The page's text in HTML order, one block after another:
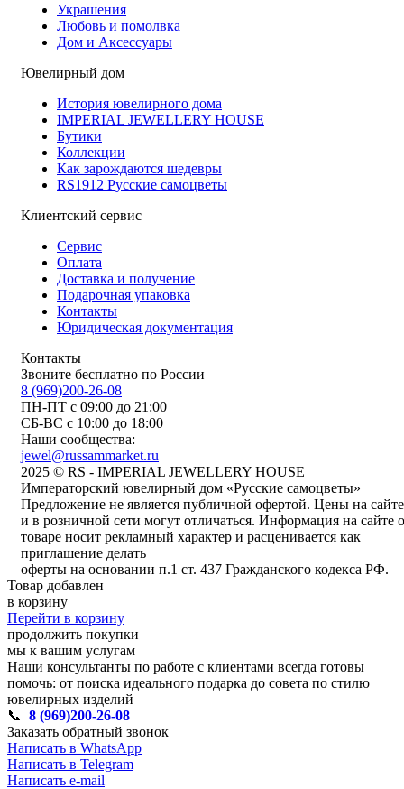
Украшения
Любовь и помолвка
Дом и Аксессуары
Ювелирный дом
История ювелирного дома
IMPERIAL JEWELLERY HOUSE
Бутики
Коллекции
Как зарождаются шедевры
RS1912 Русские самоцветы
Клиентский сервис
Сервис
Оплата
Доставка и получение
Подарочная упаковка
Контакты
Юридическая документация
Контакты
Звоните бесплатно по России
8 (969)200-26-08
ПН-ПТ с 09:00 до 21:00
СБ-ВС с 10:00 до 18:00
Наши сообщества:
jewel@russammarket.ru
2025 © RS - IMPERIAL JEWELLERY HOUSE
Императорский ювелирный дом «Русские самоцветы»
Предложение не является публичной офертой. Цены на сайте
и в розничной сети могут отличаться. Информация на сайте о
товаре носит рекламный характер и расценивается как
приглашение делать
оферты на основании п.1 ст. 437 Гражданского кодекса РФ.
Товар добавлен
в корзину
Перейти в корзину
продолжить покупки
мы к вашим услугам
Наши консультанты по работе с клиентами всегда готовы
помочь: от поиска идеального подарка до совета по стилю
ювелирных изделий
📞 8 (969)200-26-08
Заказать обратный звонок
Написать в WhatsApp
Написать в Telegram
Написать e-mail